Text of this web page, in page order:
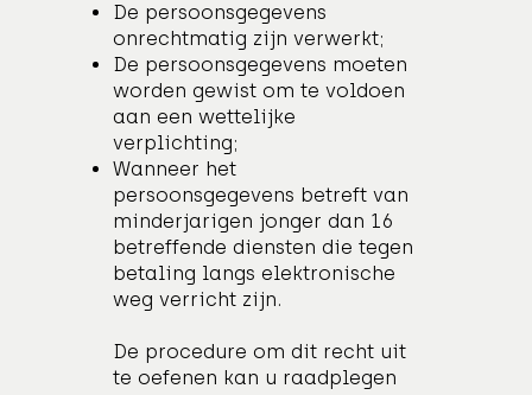
De persoonsgegevens
onrechtmatig zijn verwerkt;
De persoonsgegevens moeten
worden gewist om te voldoen
aan een wettelijke
verplichting;
Wanneer het
persoonsgegevens betreft van
minderjarigen jonger dan 16
betreffende diensten die tegen
betaling langs elektronische
weg verricht zijn.
De procedure om dit recht uit
te oefenen kan u raadplegen